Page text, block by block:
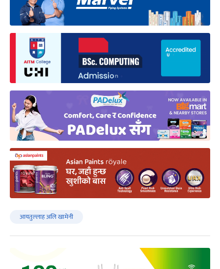
आयतुल्लाह अलि खामेनी